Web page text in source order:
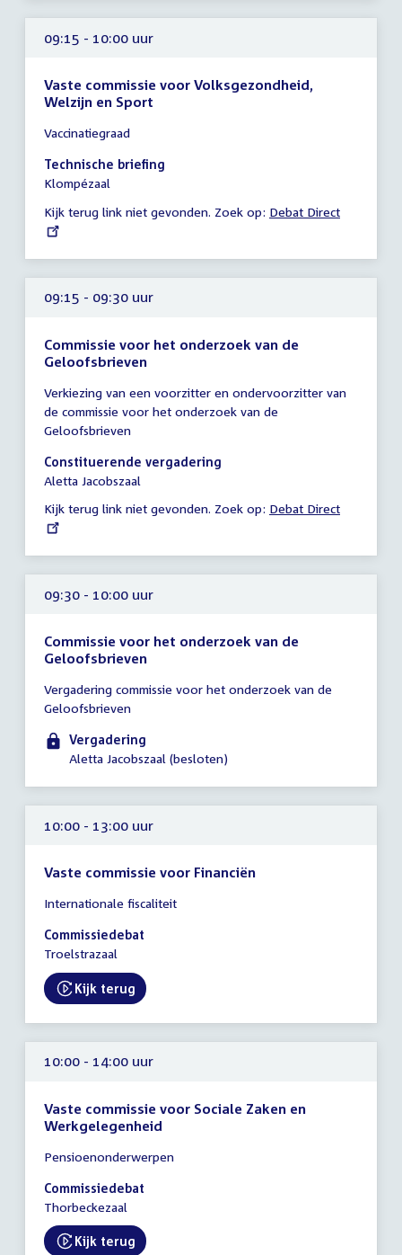
09:15 - 10:00 uur
Vaste commissie voor Volksgezondheid,
Welzijn en Sport
vergadering
09:15
-
uur
Vaccinatiegraad
Technische briefing
Klompézaal
Kijk terug link niet gevonden. Zoek op: External
Debat Direct
09:15 - 09:30 uur
Commissie voor het onderzoek van de
Geloofsbrieven
vergadering
09:15
-
09:30
uur
Verkiezing van een voorzitter en ondervoorzitter van
de commissie voor het onderzoek van de
Geloofsbrieven
Constituerende vergadering
Aletta Jacobszaal
Kijk terug link niet gevonden. Zoek op: External
Debat Direct
09:30 - 10:00 uur
Commissie voor het onderzoek van de
Geloofsbrieven
vergadering
09:30
10:00
Vergadering commissie voor het onderzoek van de
Geloofsbrieven
Vergadering
Aletta Jacobszaal (besloten)
10:00 - 13:00 uur
Vaste commissie voor Financiën
vergadering
10:00
-
uur
Internationale fiscaliteit
Commissiedebat
Troelstrazaal
External link:
Kijk terug
10:00 - 14:00 uur
Vaste commissie voor Sociale Zaken en
Werkgelegenheid
vergadering
10:00
-
uur
Pensioenonderwerpen
Commissiedebat
Thorbeckezaal
External link:
Kijk terug